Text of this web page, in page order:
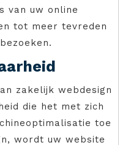
van uw online
tot meer tevreden
zakelijk webdesign
die het met zich
toe
wordt uw website